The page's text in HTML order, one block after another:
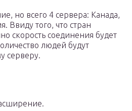
но всего 4 сервера: Канада,
того, что стран
скорость соединения будет
людей будут
серверу.